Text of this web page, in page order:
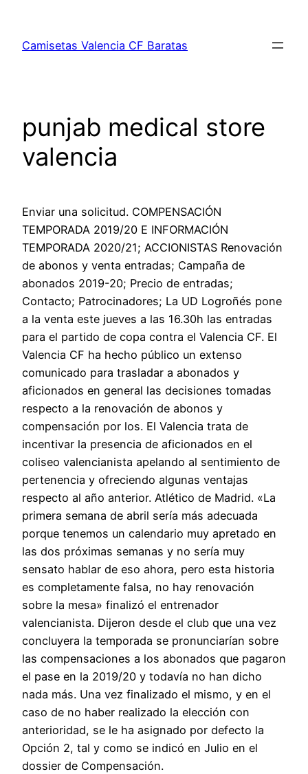
contenido
Camisetas Valencia CF Baratas
punjab medical store
valencia
Enviar una solicitud. COMPENSACIÓN
TEMPORADA 2019/20 E INFORMACIÓN
TEMPORADA 2020/21; ACCIONISTAS Renovación
de abonos y venta entradas; Campaña de
abonados 2019-20; Precio de entradas;
Contacto; Patrocinadores; La UD Logroñés pone
a la venta este jueves a las 16.30h las entradas
para el partido de copa contra el Valencia CF. El
Valencia CF ha hecho público un extenso
comunicado para trasladar a abonados y
aficionados en general las decisiones tomadas
respecto a la renovación de abonos y
compensación por los. El Valencia trata de
incentivar la presencia de aficionados en el
coliseo valencianista apelando al sentimiento de
pertenencia y ofreciendo algunas ventajas
respecto al año anterior. Atlético de Madrid. «La
primera semana de abril sería más adecuada
porque tenemos un calendario muy apretado en
las dos próximas semanas y no sería muy
sensato hablar de eso ahora, pero esta historia
es completamente falsa, no hay renovación
sobre la mesa» finalizó el entrenador
valencianista. Dijeron desde el club que una vez
concluyera la temporada se pronunciarían sobre
las compensaciones a los abonados que pagaron
el pase en la 2019/20 y todavía no han dicho
nada más. Una vez finalizado el mismo, y en el
caso de no haber realizado la elección con
anterioridad, se le ha asignado por defecto la
Opción 2, tal y como se indicó en Julio en el
dossier de Compensación.